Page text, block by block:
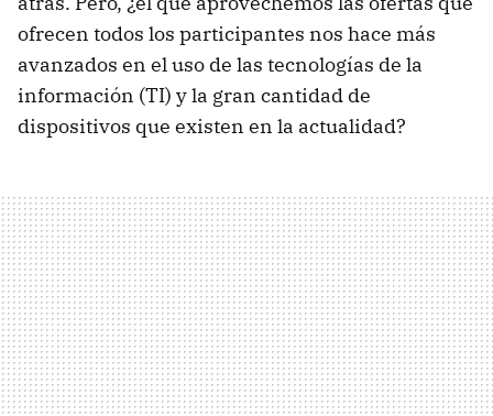
ofrecen todos los participantes nos hace más
avanzados en el uso de las tecnologías de la
información (TI) y la gran cantidad de
dispositivos que existen en la actualidad?